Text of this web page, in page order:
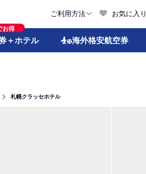
ご利用方法 お気に入り
お得
＋ホテル 海外格安航空券
札幌クラッセホテル